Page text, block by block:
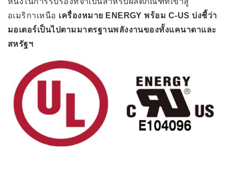
อเมริกาเหนือ เครื่องหมาย ENERGY พร้อม C-US บ่งชี้ว่า
มอเตอร์เป็นไปตามมาตรฐานพลังงานของทั้งแคนาดาและ
สหรัฐฯ